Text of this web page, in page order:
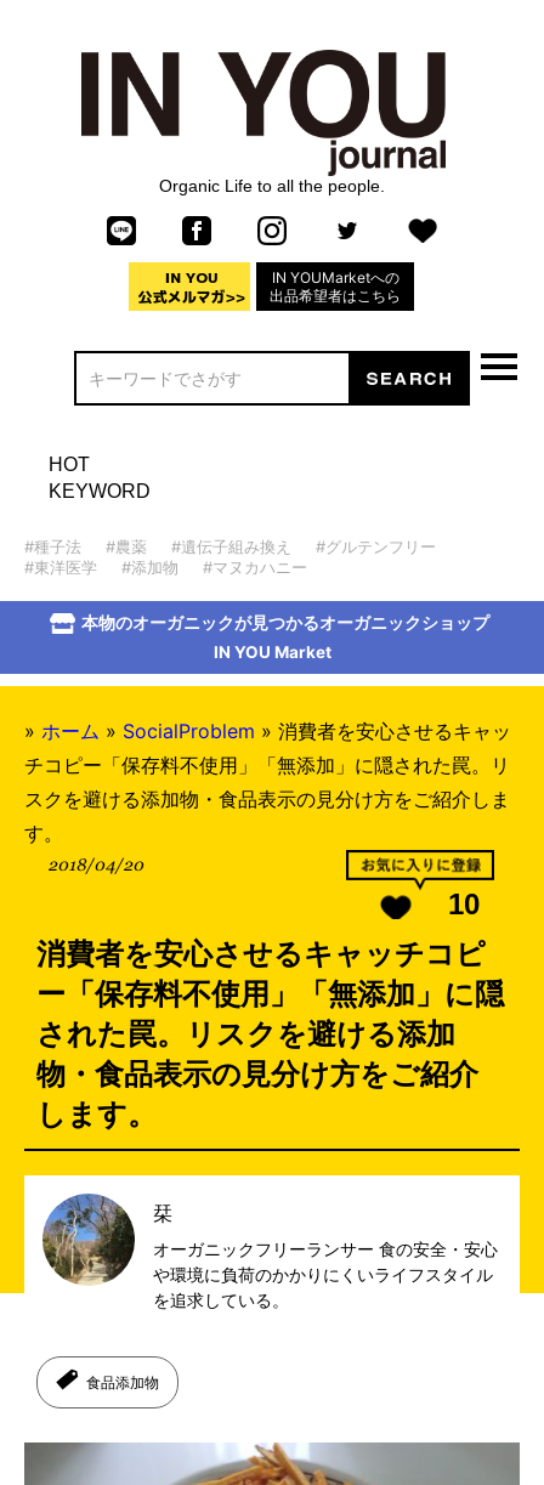
Organic Life to all the people.
IN YOUMarketへの
出品希望者はこちら
HOT
KEYWORD
#種子法 #農薬 #遺伝子組み換え
#グルテンフリー
#東洋医学
#添加物 #マヌカハニー
本物のオーガニックが見つかるオーガニックショップ
IN YOU Market
» ホーム » SocialProblem » 消費者を安心させるキャッ
チコピー「保存料不使用」「無添加」に隠された罠。リ
スクを避ける添加物・食品表示の見分け方をご紹介しま
す。
2018/04/20
10
消費者を安心させるキャッチコピ
ー「保存料不使用」「無添加」に隠
された罠。リスクを避ける添加
物・食品表示の見分け方をご紹介
します。
栞
オーガニックフリーランサー 食の安全・安心
や環境に負荷のかかりにくいライフスタイル
を追求している。
食品添加物